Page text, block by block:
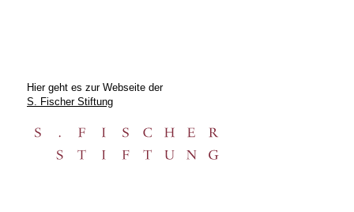
Hier geht es zur Webseite der
S. Fischer Stiftung